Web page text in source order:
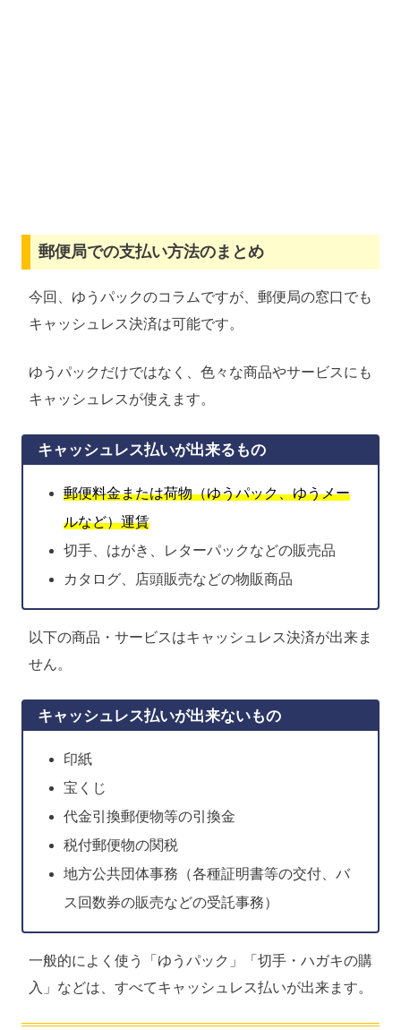
郵便局での支払い方法のまとめ
今回、ゆうパックのコラムですが、郵便局の窓口でも
キャッシュレス決済は可能です。
ゆうパックだけではなく、色々な商品やサービスにも
キャッシュレスが使えます。
キャッシュレス払いが出来るもの
郵便料金または荷物（ゆうパック、ゆうメー
ルなど）運賃
切手、はがき、レターパックなどの販売品
カタログ、店頭販売などの物販商品
以下の商品・サービスはキャッシュレス決済が出来ま
せん。
キャッシュレス払いが出来ないもの
印紙
宝くじ
代金引換郵便物等の引換金
税付郵便物の関税
地方公共団体事務（各種証明書等の交付、バ
ス回数券の販売などの受託事務）
一般的によく使う「ゆうパック」「切手・ハガキの購
入」などは、すべてキャッシュレス払いが出来ます。